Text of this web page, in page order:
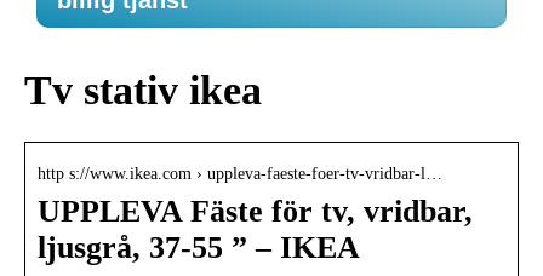
Tv stativ ikea
http s://www.ikea.com › uppleva-faeste-foer-tv-vridbar-l…
UPPLEVA Fäste för tv, vridbar,
ljusgrå, 37-55 ” – IKEA